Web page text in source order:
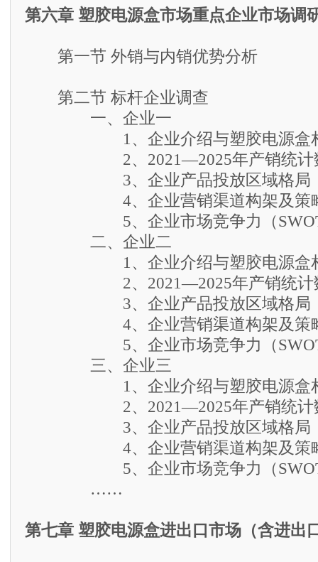
第六章 塑胶电源盒市场重点企业市场调
第一节 外销与内销优势分析
第二节 标杆企业调查
一、企业一
1、企业介绍与塑胶电源盒相
2、2021—2025年产销统计
3、企业产品投放区域格局
4、企业营销渠道构架及策
5、企业市场竞争力（SWOT
二、企业二
1、企业介绍与塑胶电源盒相
2、2021—2025年产销统计
3、企业产品投放区域格局
4、企业营销渠道构架及策
5、企业市场竞争力（SWOT
三、企业三
1、企业介绍与塑胶电源盒相
2、2021—2025年产销统计
3、企业产品投放区域格局
4、企业营销渠道构架及策
5、企业市场竞争力（SWOT
……
第七章 塑胶电源盒进出口市场（含进出